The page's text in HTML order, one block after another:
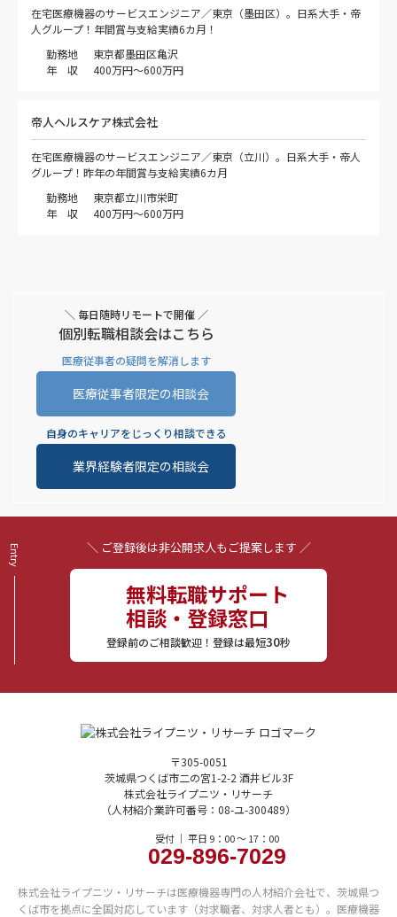
在宅医療機器のサービスエンジニア／東京（墨田区）。日系大手・帝
人グループ！年間賞与支給実績6カ月！
勤務地
東京都墨田区亀沢
年 収
400万円～600万円
帝人ヘルスケア株式会社
在宅医療機器のサービスエンジニア／東京（立川）。日系大手・帝人
グループ！昨年の年間賞与支給実績6カ月
勤務地
東京都立川市栄町
年 収
400万円～600万円
＼ 毎日随時リモートで開催 ／
個別転職相談会はこちら
医療従事者の疑問を解消します
医療従事者限定の相談会
自身のキャリアをじっくり相談できる
業界経験者限定の相談会
＼ ご登録後は非公開求人もご提案します ／
無料転職サポート
相談・登録窓口
登録前のご相談歓迎！登録は最短30秒
〒305-0051
茨城県つくば市二の宮1-2-2 酒井ビル3F
株式会社ライプニツ・リサーチ
（人材紹介業許可番号：08-ユ-300489）
受付 ｜ 平日 9：00 〜 17：00
029-896-7029
株式会社ライプニツ・リサーチは医療機器専門の人材紹介会社で、茨城県つ
くば市を拠点に全国対応しています（対求職者、対求人者とも）。医療機器